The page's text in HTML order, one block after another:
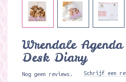
Wrendale
Desk Diary
Nog geen reviews. Schrijf een